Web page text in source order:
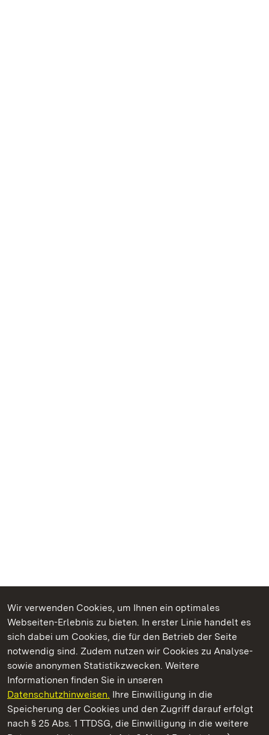
Wir verwenden Cookies, um Ihnen ein optimales
Webseiten-Erlebnis zu bieten. In erster Linie handelt es
sich dabei um Cookies, die für den Betrieb der Seite
notwendig sind. Zudem nutzen wir Cookies zu Analyse-
sowie anonymen Statistikzwecken. Weitere
Informationen finden Sie in unseren
Datenschutzhinweisen. Ihre Einwilligung in die
Speicherung der Cookies und den Zugriff darauf erfolgt
nach § 25 Abs. 1 TTDSG, die Einwilligung in die weitere
Kommen. Staunen. Genießen.
Staatliche Schlösser und Gärten Baden‑Württemberg
Staatliche Schlösser und Gärten Baden-Württemberg